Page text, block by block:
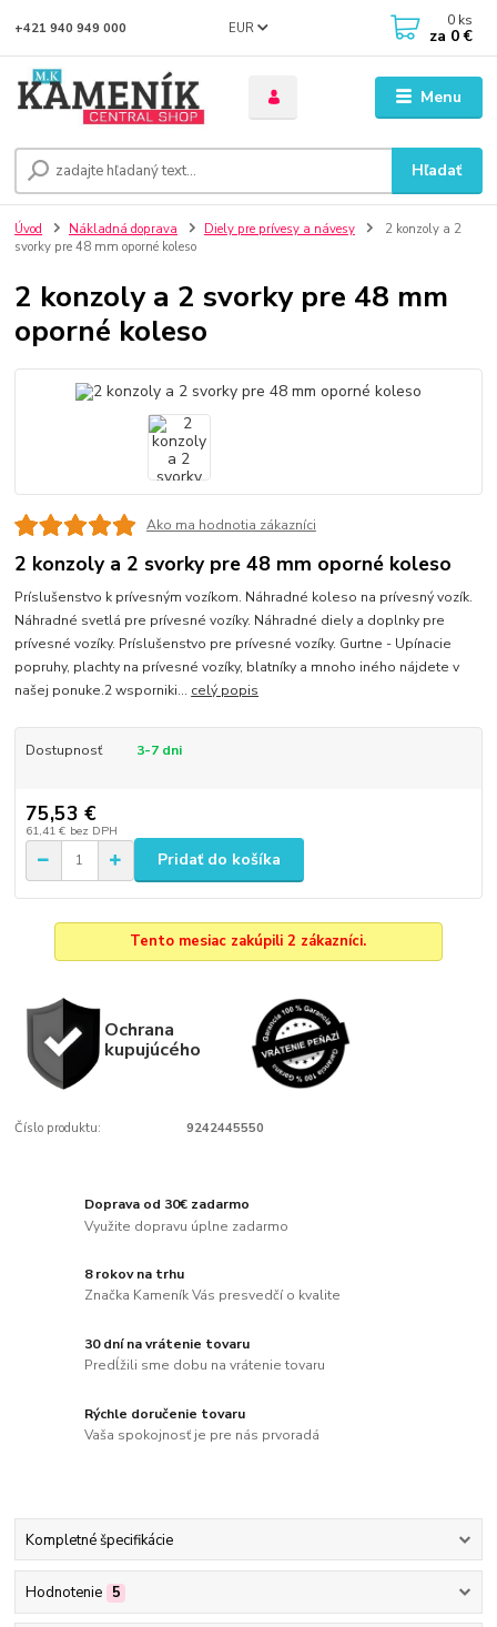
Menu
EUR
Hľadať
+421 940 949 000 0 ks
za 0 €
Úvod Nákladná doprava Diely pre prívesy a návesy
2 konzoly a 2
svorky pre 48 mm oporné koleso
2 konzoly a 2 svorky pre 48 mm
oporné koleso
Ako ma hodnotia zákazníci
2 konzoly a 2 svorky pre 48 mm oporné koleso
Príslušenstvo k prívesným vozíkom. Náhradné koleso na prívesný vozík.
Náhradné svetlá pre prívesné vozíky. Náhradné diely a doplnky pre
prívesné vozíky. Príslušenstvo pre prívesné vozíky. Gurtne - Upínacie
popruhy, plachty na prívesné vozíky, blatníky a mnoho iného nájdete v
našej ponuke.2 wsporniki... celý popis
Dostupnosť 3-7 dni
75,53 €
61,41 € bez DPH
Pridať do košíka
Tento mesiac zakúpili 2 zákazníci.
Ochrana
kupujúcého
Číslo produktu: 9242445550
Doprava od 30€ zadarmo
Využite dopravu úplne zadarmo
8 rokov na trhu
Značka Kameník Vás presvedčí o kvalite
30 dní na vrátenie tovaru
Predĺžili sme dobu na vrátenie tovaru
Rýchle doručenie tovaru
Vaša spokojnosť je pre nás prvoradá
Kompletné špecifikácie
Hodnotenie 5